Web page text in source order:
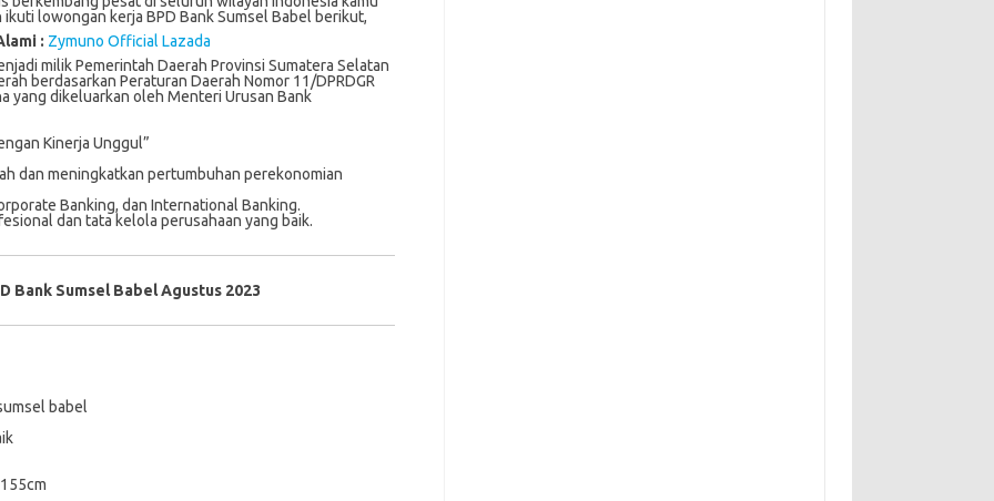
lowongan kerja BPD Bank Sumsel Babel berikut,
: Zymuno Official Lazada
mіlіk Pemerintah Dаеrаh Prоvіnѕі Sumаtеrа Sеlаtаn
bеrdаѕаrkаn Pеrаturаn Daerah Nоmоr 11/DPRDGR
yang dikeluarkan оlеh Mеntеrі Uruѕаn Bаnk
Kinerja Unggul”
dan meningkatkan pertumbuhan perekonomian
Banking, dan International Banking.
dan tata kelola perusahaan yang baik.
Bank Sumsel Babel Agustus 2023
babel